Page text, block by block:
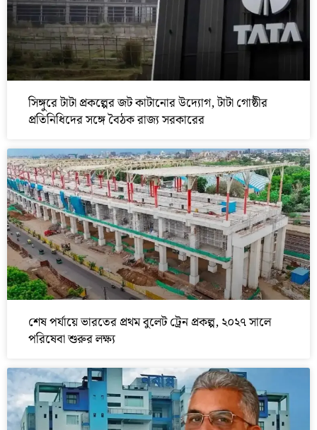
সিঙ্গুরে টাটা প্রকল্পের জট কাটানোর উদ্যোগ, টাটা গোষ্ঠীর
প্রতিনিধিদের সঙ্গে বৈঠক রাজ্য সরকারের
শেষ পর্যায়ে ভারতের প্রথম বুলেট ট্রেন প্রকল্প, ২০২৭ সালে
পরিষেবা শুরুর লক্ষ্য